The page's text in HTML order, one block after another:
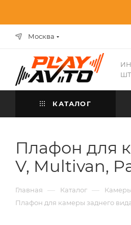
Москва
КАТАЛОГ
Плафон для
V, Multivan,
Главная — Каталог — Камеры
Плафон для камеры заднего